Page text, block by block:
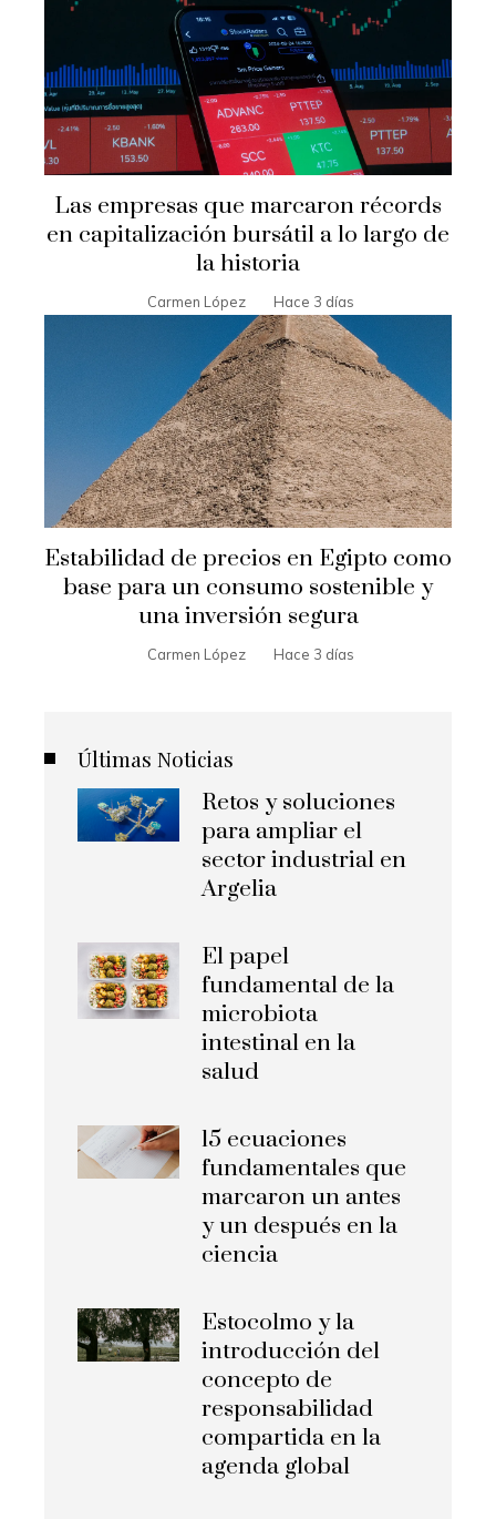
Las empresas que marcaron récords
en capitalización bursátil a lo largo de
la historia
Carmen López Hace 3 días
Estabilidad de precios en Egipto como
base para un consumo sostenible y
una inversión segura
Carmen López Hace 3 días
Últimas Noticias
Retos y soluciones
para ampliar el
sector industrial en
Argelia
El papel
fundamental de la
microbiota
intestinal en la
salud
15 ecuaciones
fundamentales que
marcaron un antes
y un después en la
ciencia
Estocolmo y la
introducción del
concepto de
responsabilidad
compartida en la
agenda global